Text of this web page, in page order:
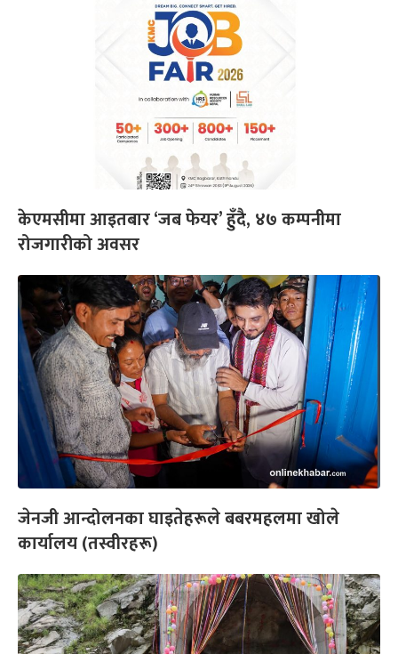
केएमसीमा आइतबार ‘जब फेयर’ हुँदै, ४७ कम्पनीमा
रोजगारीको अवसर
जेनजी आन्दोलनका घाइतेहरूले बबरमहलमा खोले
कार्यालय (तस्वीरहरू)